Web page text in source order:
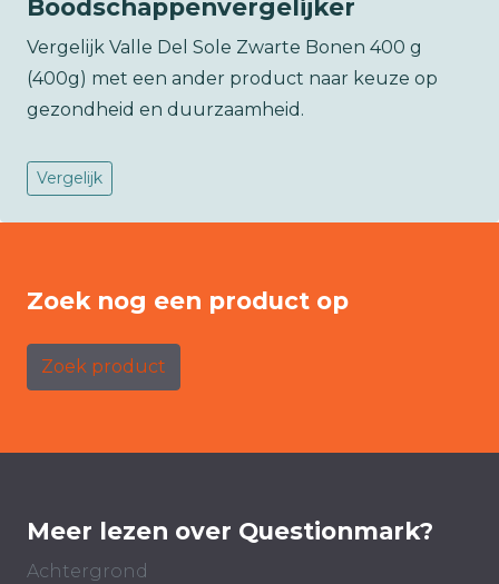
Boodschappenvergelijker
Vergelijk Valle Del Sole Zwarte Bonen 400 g
(400g) met een ander product naar keuze op
gezondheid en duurzaamheid.
Vergelijk
Zoek nog een product op
Zoek product
Meer lezen over Questionmark?
Achtergrond